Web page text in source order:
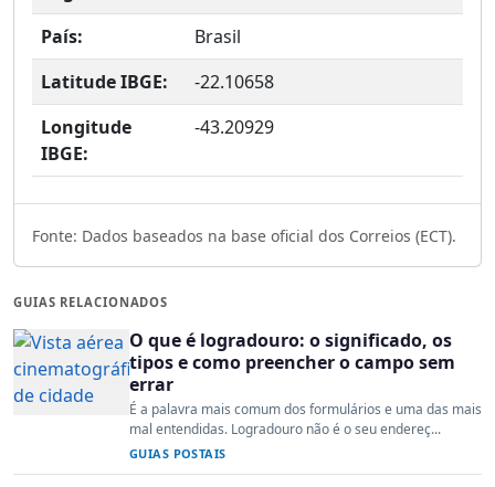
País:
Brasil
Latitude IBGE:
-22.10658
Longitude
IBGE:
-43.20929
Fonte: Dados baseados na base oficial dos Correios (ECT).
GUIAS RELACIONADOS
O que é logradouro: o significado, os
tipos e como preencher o campo sem
errar
É a palavra mais comum dos formulários e uma das mais
mal entendidas. Logradouro não é o seu endereç...
GUIAS POSTAIS